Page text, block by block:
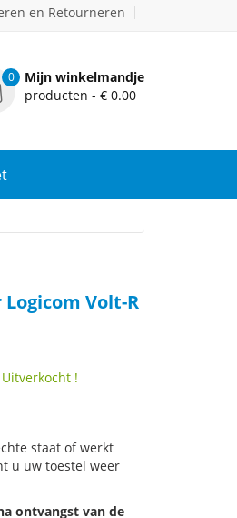
en Retourneren
0
Mijn winkelmandje
producten - € 0.00
Volt-R
Uitverkocht !
staat of werkt
u uw toestel weer
ontvangst van de